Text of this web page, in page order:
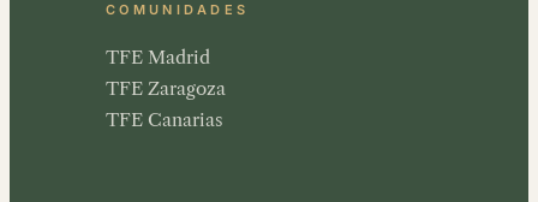
COMUNIDADES
TFE Madrid
TFE Zaragoza
TFE Canarias